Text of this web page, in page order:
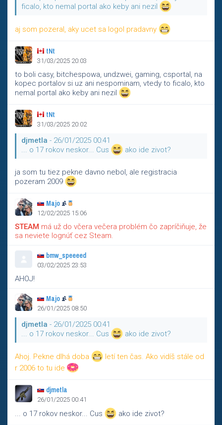
ficalo, kto nemal portal ako keby ani nezil
aj som pozeral, aky ucet sa logol pradavny
tNt
31/03/2025 20:03
to boli casy, bitchespowa, undzwei, gaming, csportal, na
kopec portalov si uz ani nespominam, vtedy to ficalo, kto
nemal portal ako keby ani nezil
tNt
31/03/2025 20:02
djmetla - 26/01/2025 00:41
... o 17 rokov neskor... Cus
ako ide zivot?
ja som tu tiez pekne davno nebol, ale registracia
pozeram 2009
Majo
12/02/2025 15:06
STEAM má už do včera večera problém čo zapríčiňuje, že
sa neviete lognúť cez Steam.
bmw_speeeed
03/02/2025 23:53
AHOJ!
Majo
26/01/2025 08:50
djmetla - 26/01/2025 00:41
... o 17 rokov neskor... Cus
ako ide zivot?
Ahoj. Pekne dlhá doba
letí ten čas. Ako vidíš stále od
r 2006 to tu ide
djmetla
26/01/2025 00:41
... o 17 rokov neskor... Cus ako ide zivot?